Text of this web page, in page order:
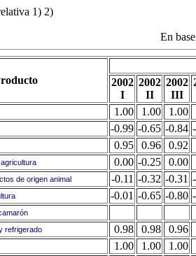
1) 2)
En
2002
I
2002
II
2002
III
1.00 1.00 1.00
-0.99 -0.65 -0.84
0.95 0.96 0.92
0.00 -0.25 0.00
de origen animal -0.11 -0.32 -0.31
-0.01 -0.65 -0.80
refrigerado 0.98 0.98 0.96
1.00 1.00 1.00